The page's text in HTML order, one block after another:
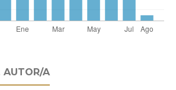
AUTOR/A